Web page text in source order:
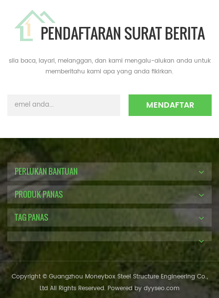
PENDAFTARAN SURAT BERITA
sila baca, layari, melanggan, dan kami mengalu-alukan anda untuk
memberitahu kami apa yang anda fikirkan.
PERLUKAN BANTUAN
PRODUK PANAS
TAG PANAS
Copyright © Guangzhou Moneybox Steel Structure Engineering Co.,
Ltd All Rights Reserved. Powered by dyyseo.com